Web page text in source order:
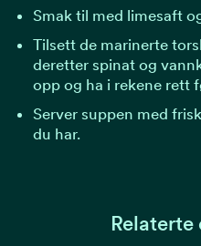
Smak til med limesaft
Tilsett de marinerte
deretter spinat og
opp og ha i rekene rett
Server suppen med
du har.